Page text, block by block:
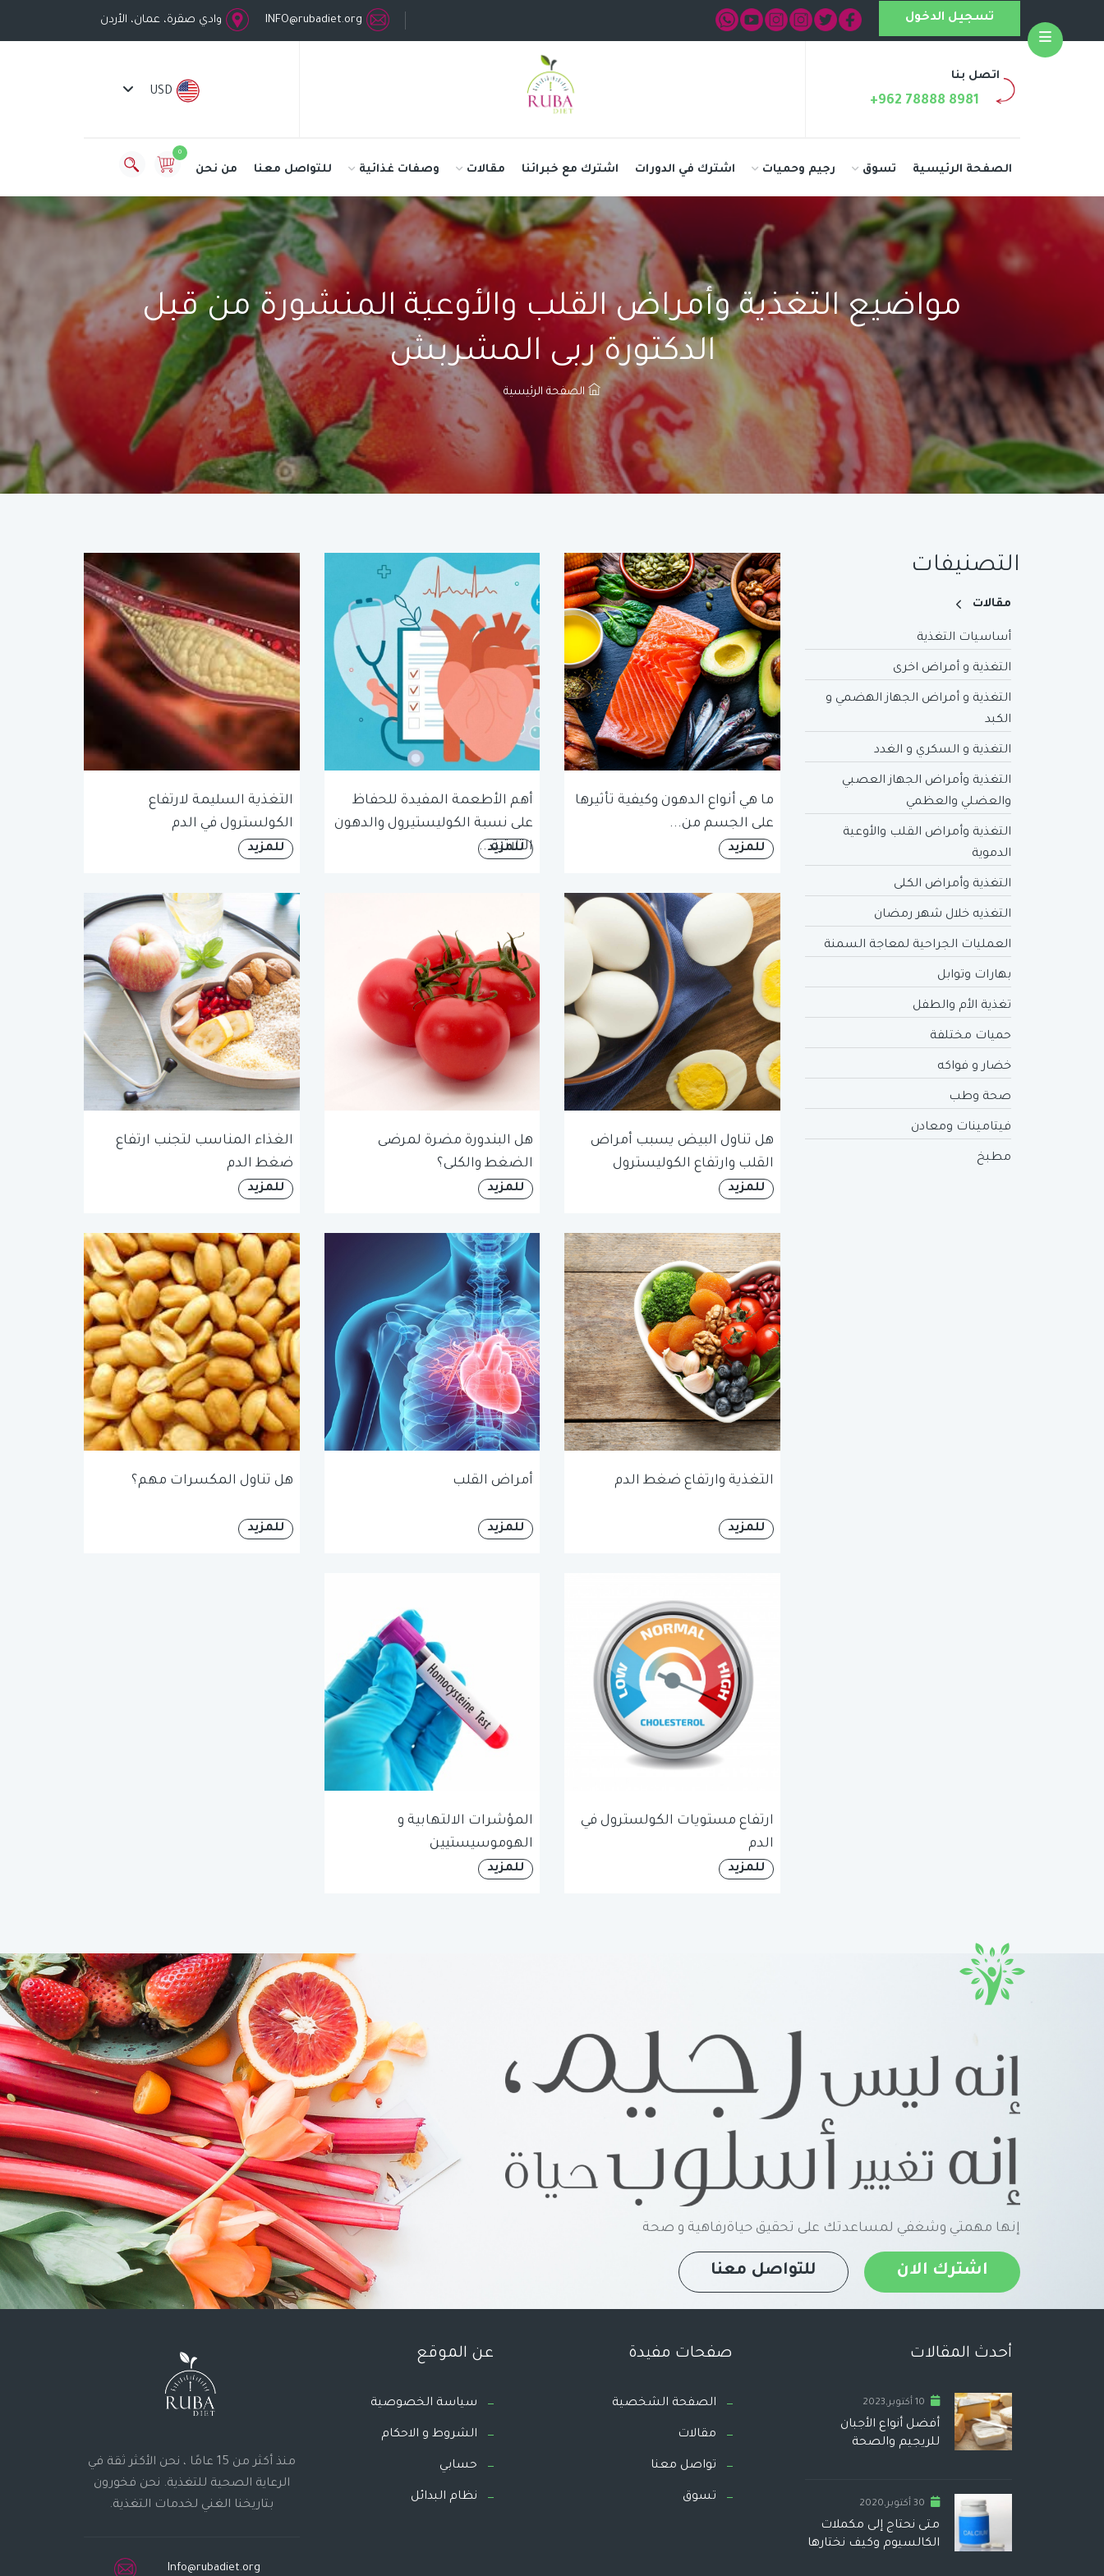
INFO@rubadiet.org وادي صقرة، عمان، الأردن تسجيل الدخول
اتصل بنا
+962 78888 8981
USD
0
الصفحة الرئيسية تسوق رجيم وحميات اشترك في الدورات اشترك مع خبرائنا مقالات وصفات غذائية للتواصل معنا من نحن
مواضيع التغذية وأمراض القلب والأوعية المنشورة من قبل
الدكتورة ربى المشربش
الصفحة الرئيسية
التصنيفات
مقالات
أساسيات التغذية
التغذية و أمراض اخرى
التغذية و أمراض الجهاز الهضمي و
الكبد
التغذية و السكري و الغدد
التغذية وأمراض الجهاز العصبي
والعضلي والعظمي
التغذية وأمراض القلب والأوعية
الدموية
التغذية وأمراض الكلى
التغذيه خلال شهر رمضان
العمليات الجراحية لمعاجة السمنة
بهارات وتوابل
تغذية الأم والطفل
حميات مختلفة
خضار و فواكه
صحة وطب
فيتامينات ومعادن
مطبخ
ما هي أنواع الدهون وكيفية تأثيرها
على الجسم من...
للمزيد
أهم الأطعمة المفيدة للحفاظ
على نسبة الكوليستيرول والدهون
الثلاثية...
للمزيد
التغذية السليمة لارتفاع
الكولسترول في الدم
للمزيد
هل تناول البيض يسبب أمراض
القلب وارتفاع الكوليسترول
للمزيد
هل البندورة مضرة لمرضى
الضغط والكلى؟
للمزيد
الغذاء المناسب لتجنب ارتفاع
ضغط الدم
للمزيد
التغذية وارتفاع ضغط الدم
للمزيد
أمراض القلب
للمزيد
هل تناول المكسرات مهم؟
للمزيد
ارتفاع مستويات الكولسترول في
الدم
للمزيد
المؤشرات الالتهابية و
الهوموسيستيين
للمزيد
إنها مهمتي وشغفي لمساعدتك على تحقيق حياةرفاهية و صحة
اشترك الان للتواصل معنا
أحدث المقالات
10 أكتوبر,2023
أفضل أنواع الأجبان
للريجيم والصحة
30 أكتوبر,2020
متى نحتاج إلى مكملات
الكالسيوم وكيف نختارها
صفحات مفيدة
الصفحة الشخصية
مقالات
تواصل معنا
تسوق
عن الموقع
سياسة الخصوصية
الشروط و الاحكام
حسابي
نظام البدائل
منذ أكثر من 15 عامًا ، نحن الأكثر ثقة في
الرعاية الصحية للتغذية. نحن فخورون
بتاريخنا الغني لخدمات التغذية.
Info@rubadiet.org